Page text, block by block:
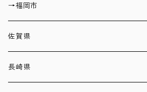
→福岡市
佐賀県
長崎県